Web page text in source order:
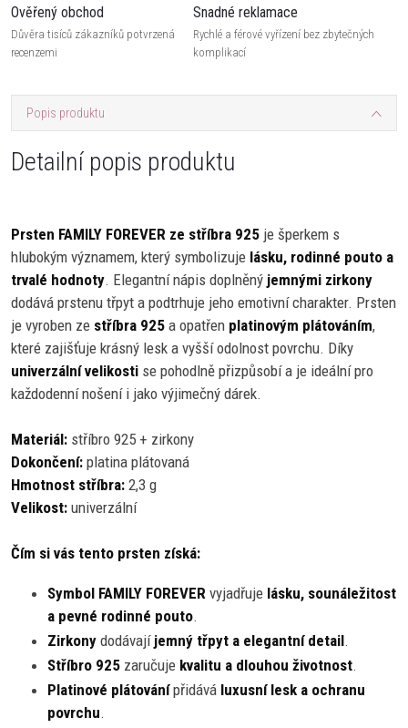
Ověřený obchod
Důvěra tisíců zákazníků potvrzená
recenzemi
Snadné reklamace
Rychlé a férové vyřízení bez zbytečných
komplikací
Popis produktu
Detailní popis produktu
Prsten FAMILY FOREVER ze stříbra 925 je šperkem s
hlubokým významem, který symbolizuje lásku, rodinné pouto a
trvalé hodnoty. Elegantní nápis doplněný jemnými zirkony
dodává prstenu třpyt a podtrhuje jeho emotivní charakter. Prsten
je vyroben ze stříbra 925 a opatřen platinovým plátováním,
které zajišťuje krásný lesk a vyšší odolnost povrchu. Díky
univerzální velikosti se pohodlně přizpůsobí a je ideální pro
každodenní nošení i jako výjimečný dárek.
Materiál: stříbro 925 + zirkony
Dokončení: platina plátovaná
Hmotnost stříbra: 2,3 g
Velikost: univerzální
Čím si vás tento prsten získá:
Symbol FAMILY FOREVER vyjadřuje lásku, sounáležitost
a pevné rodinné pouto.
Zirkony dodávají jemný třpyt a elegantní detail.
Stříbro 925 zaručuje kvalitu a dlouhou životnost.
Platinové plátovánípřidává luxusní lesk a ochranu
povrchu.